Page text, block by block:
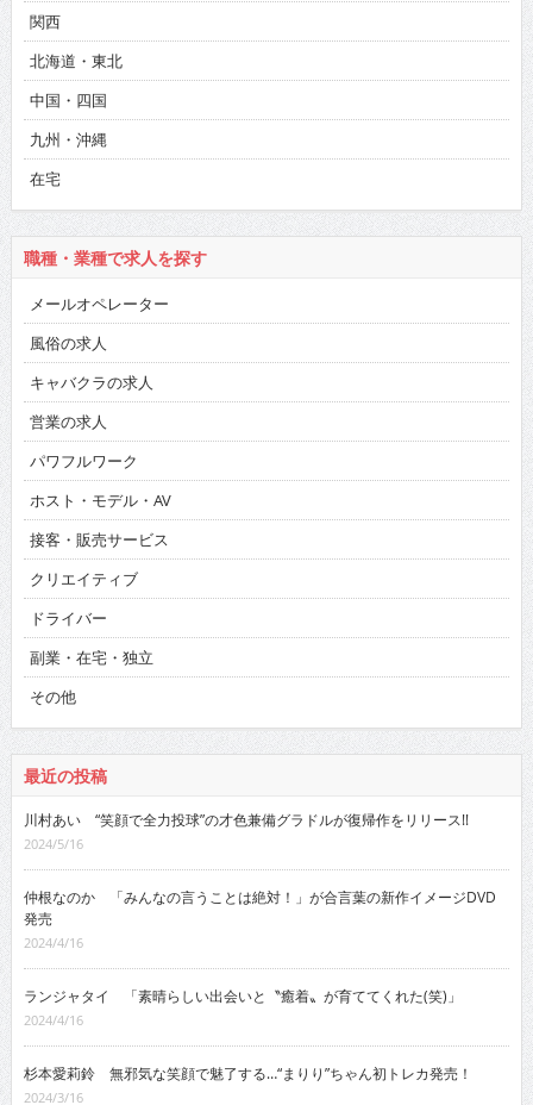
関西
北海道・東北
中国・四国
九州・沖縄
在宅
職種・業種で求人を探す
メールオペレーター
風俗の求人
キャバクラの求人
営業の求人
パワフルワーク
ホスト・モデル・AV
接客・販売サービス
クリエイティブ
ドライバー
副業・在宅・独立
その他
最近の投稿
川村あい “笑顔で全力投球”の才色兼備グラドルが復帰作をリリース!!
2024/5/16
仲根なのか 「みんなの言うことは絶対！」が合言葉の新作イメージDVD
発売
2024/4/16
ランジャタイ 「素晴らしい出会いと〝癒着〟が育ててくれた(笑)」
2024/4/16
杉本愛莉鈴 無邪気な笑顔で魅了する…“まりり”ちゃん初トレカ発売！
2024/3/16